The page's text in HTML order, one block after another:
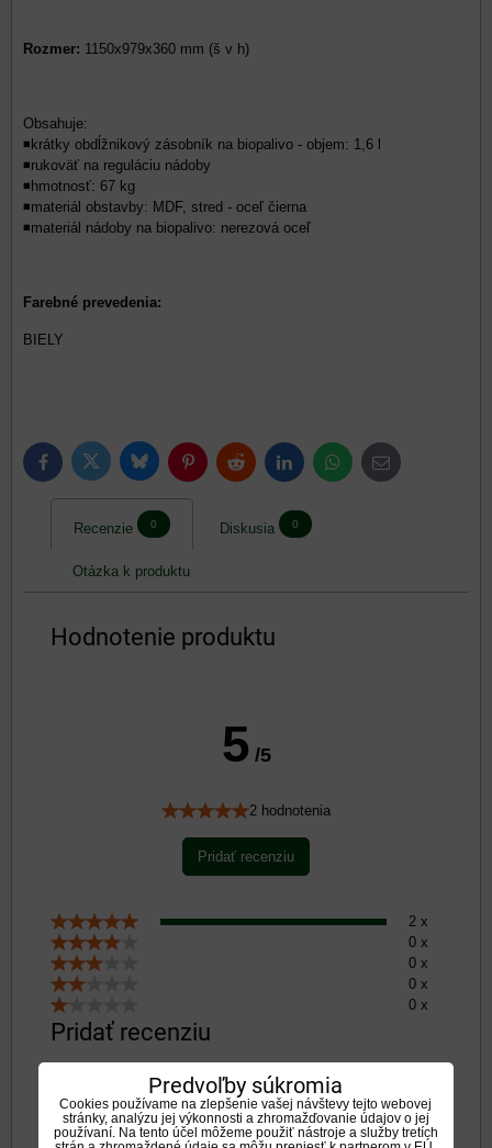
Rozmer: 1150x979x360 mm (š v h)
Obsahuje:
◾krátky obdĺžnikový zásobník na biopalivo - objem: 1,6 l
◾rukoväť na reguláciu nádoby
◾hmotnosť: 67 kg
◾materiál obstavby: MDF, stred - oceľ čierna
◾materiál nádoby na biopalivo: nerezová oceľ
Farebné prevedenia:
BIELY
FacebookTwitter BlueskyPinterestReddit LinkedInWhatsApp
E-
mail
Recenzie 0 Diskusia 0
Otázka k produktu
Hodnotenie produktu
5 /5
2 hodnotenia
Pridať recenziu
2 x
0 x
0 x
0 x
0 x
Pridať recenziu
Predvoľby súkromia
Cookies používame na zlepšenie vašej návštevy tejto webovej
stránky, analýzu jej výkonnosti a zhromažďovanie údajov o jej
používaní. Na tento účel môžeme použiť nástroje a služby tretích